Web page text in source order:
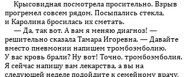
Крысовидная посмотрела просительно. Взрыв
прогремел со­всем рядом. Посыпались стекла,
и Каролина бросилась их сметать.
— Да, так вот. А вам я меняю диагноз! —
решительно сказала Тамара Игоревна. — Давайте
вместо пневмонии напишем тромбоэмболию.
У вас кровь брали? Ну вот! Точно, тромбоэмболия.
Я сейчас напишу вам лекарства, а вы на
следующей неделе подойдите к семейному врачу,